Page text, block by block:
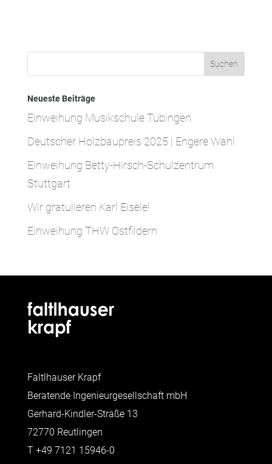
Neueste Beiträge
Einweihung Musikschule Tübingen
Deutscher Holzbaupreis 2025 | Engere Wahl
Einweihung Betty-Hirsch-Schulzentrum
Stuttgart
Wir gratulieren Karl Eisele!
Einweihung THW Ostfildern
Faltlhauser Krapf
Beratende Ingenieurgesellschaft mbH
Gerhard-Kindler-Straße 13
72770 Reutlingen
T +49 7121 15946-0